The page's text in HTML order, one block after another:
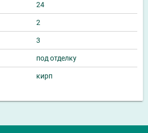
24
2
3
под отделку
кирп